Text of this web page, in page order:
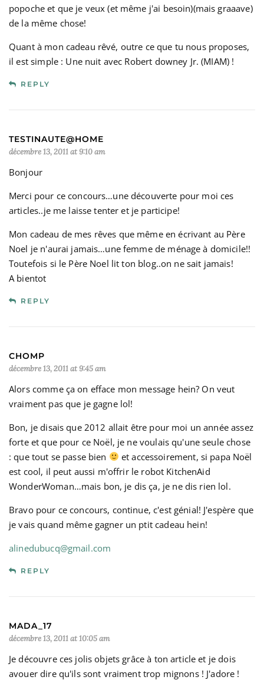
popoche et que je veux (et même j'ai besoin)(mais graaave)
de la même chose!
Quant à mon cadeau rêvé, outre ce que tu nous proposes,
il est simple : Une nuit avec Robert downey Jr. (MIAM) !
REPLY
TESTINAUTE@HOME
décembre 13, 2011 at 9:10 am
Bonjour
Merci pour ce concours…une découverte pour moi ces
articles..je me laisse tenter et je participe!
Mon cadeau de mes rêves que même en écrivant au Père
Noel je n'aurai jamais…une femme de ménage à domicile!!
Toutefois si le Père Noel lit ton blog..on ne sait jamais!
A bientot
REPLY
CHOMP
décembre 13, 2011 at 9:45 am
Alors comme ça on efface mon message hein? On veut
vraiment pas que je gagne lol!
Bon, je disais que 2012 allait être pour moi un année assez
forte et que pour ce Noël, je ne voulais qu'une seule chose
: que tout se passe bien
et accessoirement, si papa Noël
est cool, il peut aussi m'offrir le robot KitchenAid
WonderWoman…mais bon, je dis ça, je ne dis rien lol.
Bravo pour ce concours, continue, c'est génial! J'espère que
je vais quand même gagner un ptit cadeau hein!
alinedubucq@gmail.com
REPLY
MADA_17
décembre 13, 2011 at 10:05 am
Je découvre ces jolis objets grâce à ton article et je dois
avouer dire qu'ils sont vraiment trop mignons ! J'adore !